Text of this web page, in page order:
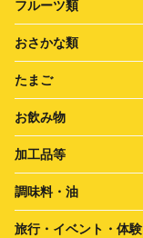
フルーツ類
おさかな類
たまご
お飲み物
加工品等
調味料・油
旅行・イベント・体験